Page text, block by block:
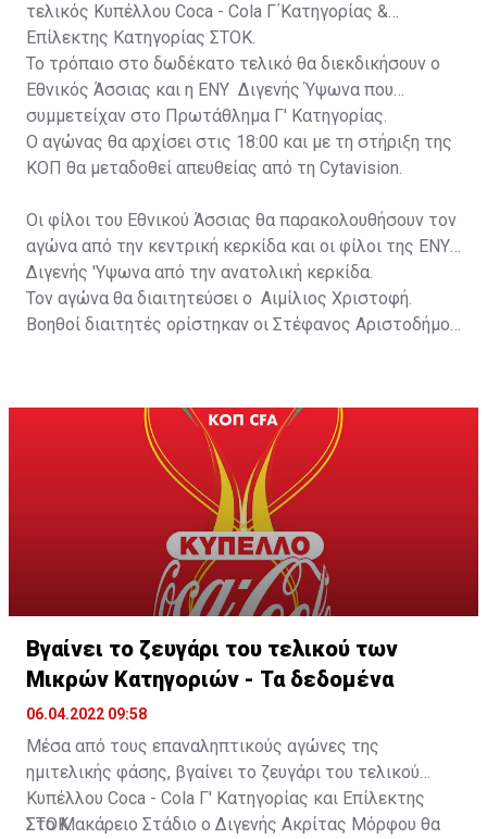
τελικός Κυπέλλου Coca - Cola Γ΄Κατηγορίας &
Επίλεκτης Κατηγορίας ΣΤΟΚ.
Το τρόπαιο στο δωδέκατο τελικό θα διεκδικήσουν ο
Εθνικός Άσσιας και η ΕΝΥ Διγενής Ύψωνα που
συμμετείχαν στο Πρωτάθλημα Γ' Κατηγορίας.
Ο αγώνας θα αρχίσει στις 18:00 και με τη στήριξη της
ΚΟΠ θα μεταδοθεί απευθείας από τη Cytavision.
Οι φίλοι του Εθνικού Άσσιας θα παρακολουθήσουν τον
αγώνα από την κεντρική κερκίδα και οι φίλοι της ΕΝΥ
Διγενής 'Υψωνα από την ανατολική κερκίδα.
Τον αγώνα θα διαιτητεύσει ο Αιμίλιος Χριστοφή.
Βοηθοί διαιτητές ορίστηκαν οι Στέφανος Αριστοδήμου
Τοκκαρή.
Βγαίνει το ζευγάρι του τελικού των
Μικρών Κατηγοριών - Τα δεδομένα
06.04.2022 09:58
Μέσα από τους επαναληπτικούς αγώνες της
ημιτελικής φάσης, βγαίνει το ζευγάρι του τελικού
Κυπέλλου Coca - Cola Γ' Κατηγορίας και Επίλεκτης
ΣΤΟΚ.
Στο Μακάρειο Στάδιο ο Διγενής Ακρίτας Μόρφου θα